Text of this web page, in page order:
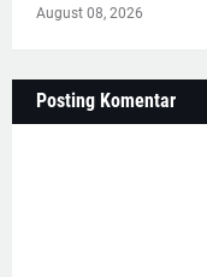
August 08, 2026
Posting Komentar